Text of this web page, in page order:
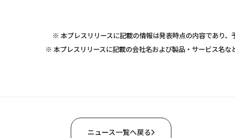
※ 本プレスリリースに記載の情報は発表時点の内容であり
※ 本プレスリリースに記載の会社名および製品・サービス名
ニュース一覧へ戻る